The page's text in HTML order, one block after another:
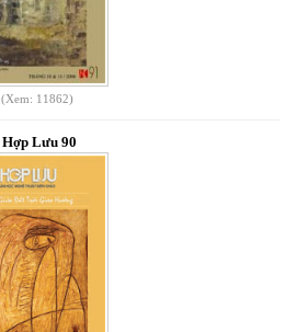
(Xem: 11862)
Hợp Lưu 90